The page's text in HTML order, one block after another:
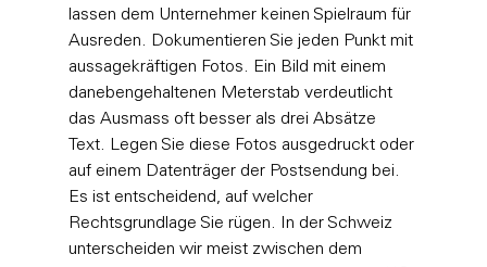
lassen dem Unternehmer keinen Spielraum für
Ausreden. Dokumentieren Sie jeden Punkt mit
aussagekräftigen Fotos. Ein Bild mit einem
danebengehaltenen Meterstab verdeutlicht
das Ausmass oft besser als drei Absätze
Text. Legen Sie diese Fotos ausgedruckt oder
auf einem Datenträger der Postsendung bei.
Es ist entscheidend, auf welcher
Rechtsgrundlage Sie rügen. In der Schweiz
unterscheiden wir meist zwischen dem